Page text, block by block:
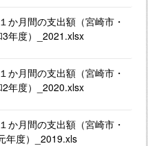
か月間の支出額（宮崎市・
年度）_2021.xlsx
か月間の支出額（宮崎市・
年度）_2020.xlsx
か月間の支出額（宮崎市・
年度）_2019.xls